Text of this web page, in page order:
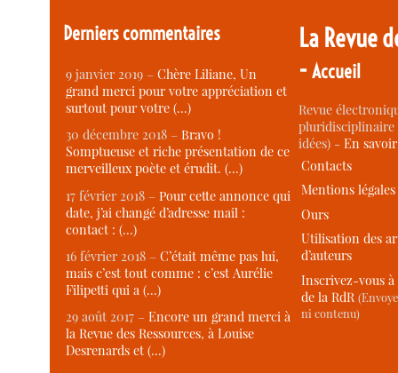
Derniers commentaires
9 janvier 2019 –Chère Liliane, Un
grand merci pour votre appréciation et
surtout pour votre (…)
30 décembre 2018 –Bravo !
Somptueuse et riche présentation de ce
merveilleux poète et érudit. (…)
17 février 2018 –Pour cette annonce qui
date, j’ai changé d’adresse mail :
contact : (…)
16 février 2018 –C’était même pas lui,
mais c’est tout comme : c’est Aurélie
Filipetti qui a (…)
29 août 2017 –Encore un grand merci à
la Revue des Ressources, à Louise
Desrenards et (…)
La Revue
-Accueil
Revue
idées) -En
Contacts
Mentions légales
Ours
Utilisation des
d’auteurs
Inscrivez-vous
de la RdR
ni contenu)